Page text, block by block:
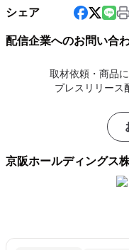
シェア
配信企業へのお問い合
取材依頼・商品
プレスリリース
京阪ホールディングス